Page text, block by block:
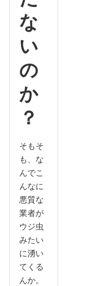
な
い
の
か
？
そもそ
も、な
んでこ
んなに
悪質な
業者が
ウジ虫
みたい
に湧い
てくる
んか。